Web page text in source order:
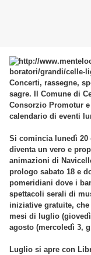
Concerti, rassegne,
sagre. Il Comune di
Consorzio Promotur
calendario di eventi
Si comincia lunedì 20
diventa un vero e
animazioni di
prologo sabato 18 e
pomeridiani dove i
spettacoli serali di
iniziative gratuite,
mesi di luglio (giovedì
agosto (mercoledì 3,
Luglio si apre con